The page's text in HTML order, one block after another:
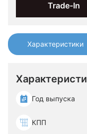
Характеристики
Год выпуска
КПП
Trade-In